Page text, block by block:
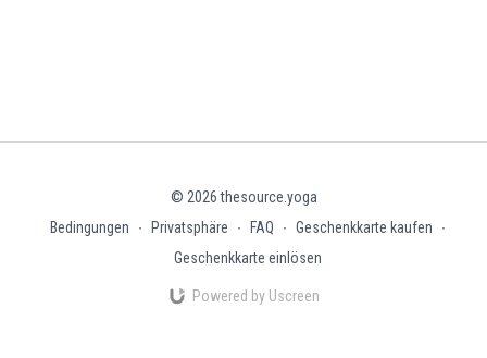
© 2026 thesource.yoga
Bedingungen
∙ Privatsphäre ∙ FAQ ∙ Geschenkkarte kaufen
∙
Geschenkkarte einlösen
Powered by Uscreen